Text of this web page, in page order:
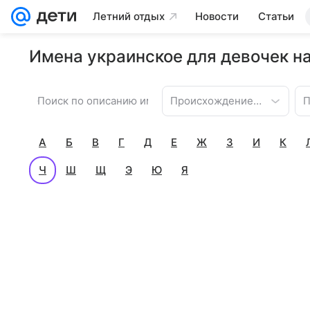
Летний отдых Новости Статьи
Имена украинское для девочек
Происхождение имени
А Б В Г Д Е Ж З И К
Ч Ш Щ Э Ю Я